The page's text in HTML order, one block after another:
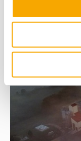
Viktors Adijāns